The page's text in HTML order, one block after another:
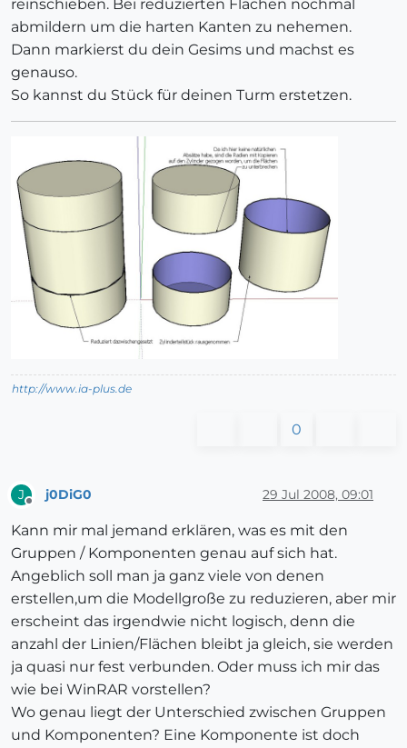
reinschieben. Bei reduzierten Flächen nochmal
abmildern um die harten Kanten zu nehemen.
Dann markierst du dein Gesims und machst es
genauso.
So kannst du Stück für deinen Turm erstetzen.
http://www.ia-plus.de
0
J j0DiG0 29 Jul 2008, 09:01
Kann mir mal jemand erklären, was es mit den
Gruppen / Komponenten genau auf sich hat.
Angeblich soll man ja ganz viele von denen
erstellen,um die Modellgroße zu reduzieren, aber mir
erscheint das irgendwie nicht logisch, denn die
anzahl der Linien/Flächen bleibt ja gleich, sie werden
ja quasi nur fest verbunden. Oder muss ich mir das
wie bei WinRAR vorstellen?
Wo genau liegt der Unterschied zwischen Gruppen
und Komponenten? Eine Komponente ist doch